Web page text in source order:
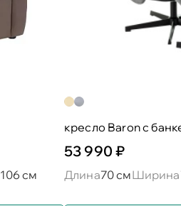
106 см
кресло Baron c
53 990 ₽
Длина70 смШирина